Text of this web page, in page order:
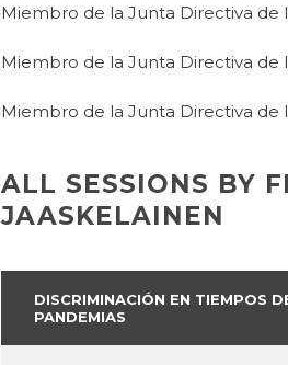
Miembro de la Junta Directiva de
Miembro de la Junta Directiva de
Miembro de la Junta Directiva de
ALL SESSIONS BY
JAASKELAINEN
DISCRIMINACIÓN EN TIEMPOS
PANDEMIAS